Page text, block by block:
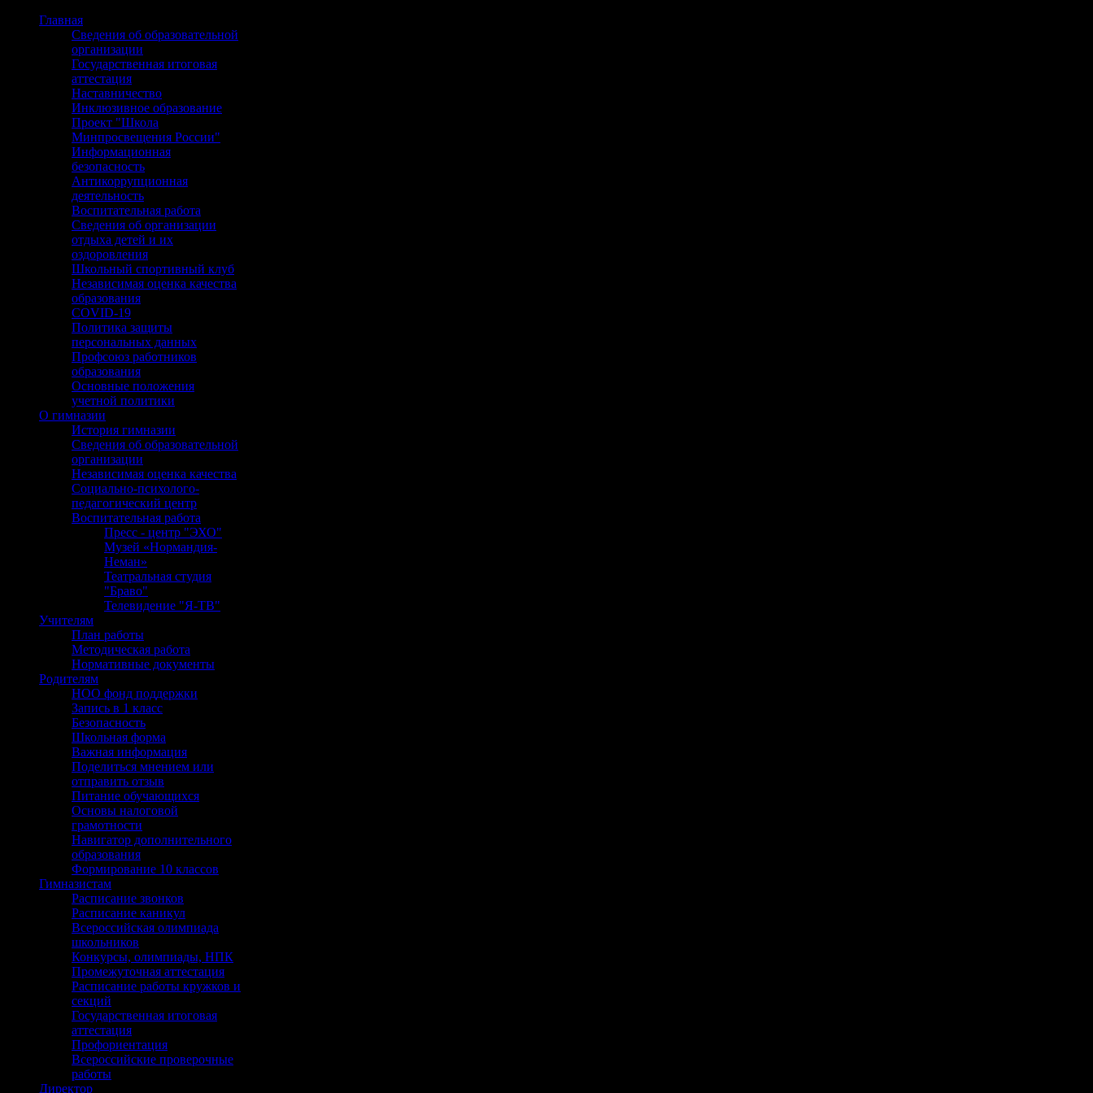
Главная
Сведения об образовательной
организации
Государственная итоговая
аттестация
Наставничество
Инклюзивное образование
Проект "Школа
Минпросвещения России"
Информационная
безопасность
Антикоррупционная
деятельность
Воспитательная работа
Сведения об организации
отдыха детей и их
оздоровления
Школьный спортивный клуб
Независимая оценка качества
образования
COVID-19
Политика защиты
персональных данных
Профсоюз работников
образования
Основные положения
учетной политики
О гимназии
История гимназии
Сведения об образовательной
организации
Независимая оценка качества
Социально-психолого-
педагогический центр
Воспитательная работа
Пресс - центр "ЭХО"
Музей «Нормандия-
Неман»
Театральная студия
"Браво"
Телевидение "Я-ТВ"
Учителям
План работы
Методическая работа
Нормативные документы
Родителям
НОО фонд поддержки
Запись в 1 класс
Безопасность
Школьная форма
Важная информация
Поделиться мнением или
отправить отзыв
Питание обучающихся
Основы налоговой
грамотности
Навигатор дополнительного
образования
Формирование 10 классов
Гимназистам
Расписание звонков
Расписание каникул
Всероссийская олимпиада
школьников
Конкурсы, олимпиады, НПК
Промежуточная аттестация
Расписание работы кружков и
секций
Государственная итоговая
аттестация
Профориентация
Всероссийские проверочные
работы
Директор